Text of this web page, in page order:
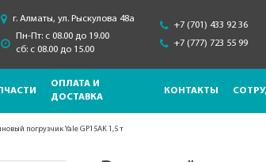
г. Алматы, ул. Рыскулова 48a
Пн-Пт: с 08.00 до 19.00
сб: с 08.00 до 15.00
+7 (701) 433 92 36
+7 (777) 723 55 99
ОПЛАТА И
ДОСТАВКА
КОНТАКТЫ
погрузчик Yale GP15AK 1,5 т